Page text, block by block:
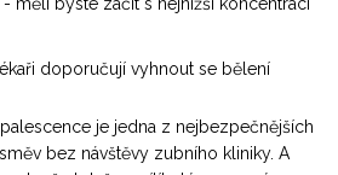
měli byste začít s nejnižší koncentrací
doporučují vyhnout se bělení
je jedna z nejbezpečnějších
bez návštěvy zubního kliniky. A